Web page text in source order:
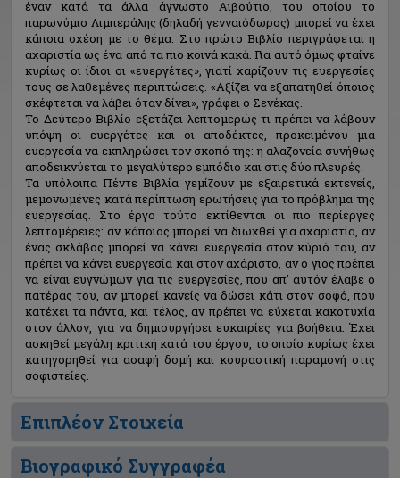
έναν κατά τα άλλα άγνωστο Αιβούτιο, του οποίου το
παρωνύμιο Λιμπεράλης (δηλαδή γενναιόδωρος) μπορεί να έχει
κάποια σχέση με το θέμα. Στο πρώτο Βιβλίο περιγράφεται η
αχαριστία ως ένα από τα πιο κοινά κακά. Για αυτό όμως φταίνε
κυρίως οι ίδιοι οι «ευεργέτες», γιατί χαρίζουν τις ευεργεσίες
τους σε λαθεμένες περιπτώσεις. «Αξίζει να εξαπατηθεί όποιος
σκέφτεται να λάβει όταν δίνει», γράφει ο Σενέκας.
Το Δεύτερο Βιβλίο εξετάζει λεπτομερώς τι πρέπει να λάβουν
υπόψη οι ευεργέτες και οι αποδέκτες, προκειμένου μια
ευεργεσία να εκπληρώσει τον σκοπό της: η αλαζονεία συνήθως
αποδεικνύεται το μεγαλύτερο εμπόδιο και στις δύο πλευρές.
Τα υπόλοιπα Πέντε Βιβλία γεμίζουν με εξαιρετικά εκτενείς,
μεμονωμένες κατά περίπτωση ερωτήσεις για το πρόβλημα της
ευεργεσίας. Στο έργο τούτο εκτίθενται οι πιο περίεργες
λεπτομέρειες: αν κάποιος μπορεί να διωχθεί για αχαριστία, αν
ένας σκλάβος μπορεί να κάνει ευεργεσία στον κύριό του, αν
πρέπει να κάνει ευεργεσία και στον αχάριστο, αν ο γιος πρέπει
να είναι ευγνώμων για τις ευεργεσίες, που απ’ αυτόν έλαβε ο
πατέρας του, αν μπορεί κανείς να δώσει κάτι στον σοφό, που
κατέχει τα πάντα, και τέλος, αν πρέπει να εύχεται κακοτυχία
στον άλλον, για να δημιουργήσει ευκαιρίες για βοήθεια. Έχει
ασκηθεί μεγάλη κριτική κατά του έργου, το οποίο κυρίως έχει
κατηγορηθεί για ασαφή δομή και κουραστική παραμονή στις
σοφιστείες.
Επιπλέον Στοιχεία
Βιογραφικό Συγγραφέα